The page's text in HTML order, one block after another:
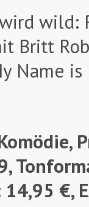
Britt
Name
14,95 €,